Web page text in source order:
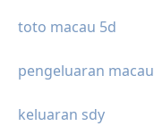
toto macau 5d
pengeluaran macau
keluaran sdy